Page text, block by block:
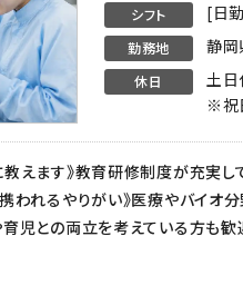
シフト [日
勤務地 静岡
休日
土日
※祝